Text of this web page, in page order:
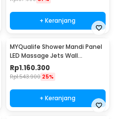
+ Keranjang
MYQualife Shower Mandi Panel
LED Massage Jets Wall
Mounted - 8009
Rp1.160.300
Rp1.543.900 25%
+ Keranjang